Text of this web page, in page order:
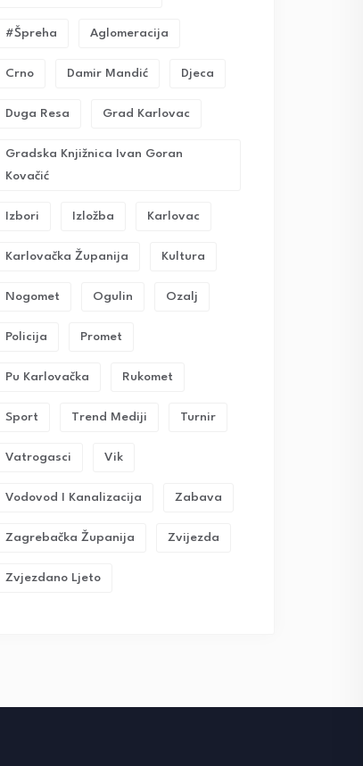
#Špreha Aglomeracija
Crno Damir Mandić Djeca
Duga Resa Grad Karlovac
Gradska Knjižnica Ivan Goran
Kovačić
Izbori Izložba Karlovac
Karlovačka Županija Kultura
Nogomet Ogulin Ozalj
Policija Promet
Pu Karlovačka Rukomet
Sport Trend Mediji Turnir
Vatrogasci Vik
Vodovod I Kanalizacija Zabava
Zagrebačka Županija Zvijezda
Zvjezdano Ljeto